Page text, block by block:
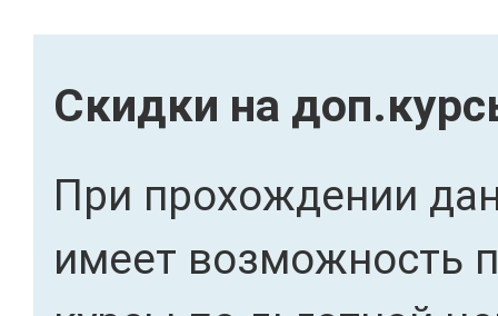
Скидки на
При прохождении
имеет возможность